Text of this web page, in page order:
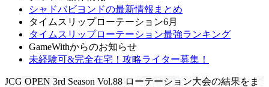
シャドバビヨンドの最新情報まとめ
タイムスリップローテーション6月
タイムスリップローテーション最強ランキング
GameWithからのお知らせ
未経験可&完全在宅！攻略ライター募集！
JCG OPEN 3rd Season Vol.88 ローテーション大会の結果をま